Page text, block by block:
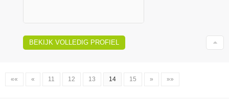
BEKIJK VOLLEDIG PROFIEL
«« « 11 12 13 14 15 » »»